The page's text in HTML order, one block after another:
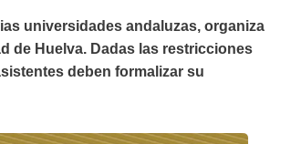
universidades andaluzas, organiza
de Huelva. Dadas las restricciones
deben formalizar su